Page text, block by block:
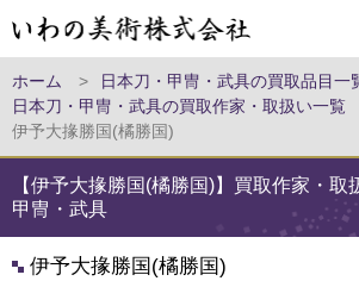
ホーム > 日本刀・甲冑・武具の買取品目一
日本刀・甲冑・武具の買取作家・取扱い一
伊予大掾勝国(橘勝国)
【伊予大掾勝国(橘勝国)】買取作家・取
甲冑・武具
伊予大掾勝国(橘勝国)